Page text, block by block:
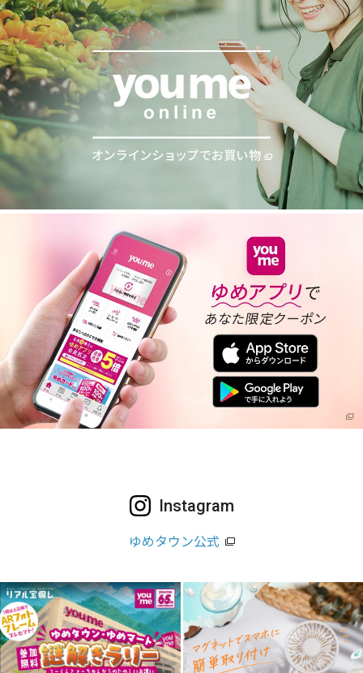
Instagram
ゆめタウン公式